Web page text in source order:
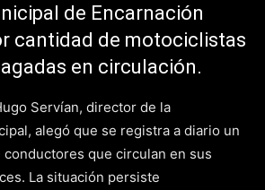
de Encarnación
cantidad de motociclistas
en circulación.
Servían, director de la
alegó que se registra a diario un
que circulan en sus
La situación persiste